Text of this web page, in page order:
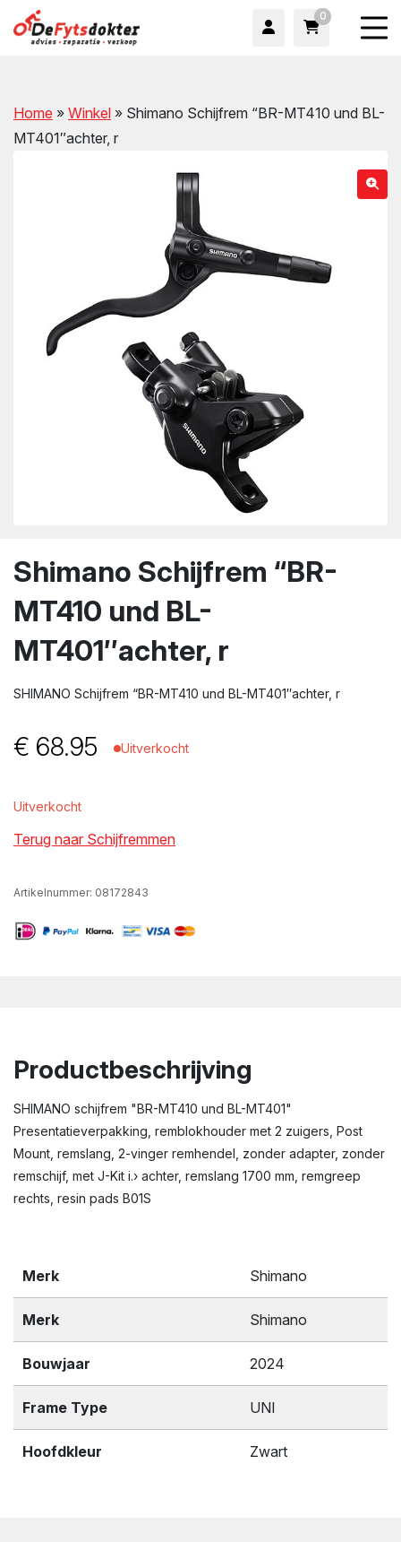
0
Home » Winkel » Shimano Schijfrem “BR-MT410 und BL-
MT401″achter, r
Shimano Schijfrem “BR-
MT410 und BL-
MT401″achter, r
SHIMANO Schijfrem “BR-MT410 und BL-MT401″achter, r
€ 68.95 Uitverkocht
Uitverkocht
Terug naar Schijfremmen
Artikelnummer: 08172843
Productbeschrijving
SHIMANO schijfrem "BR-MT410 und BL-MT401"
Presentatieverpakking, remblokhouder met 2 zuigers, Post
Mount, remslang, 2-vinger remhendel, zonder adapter, zonder
remschijf, met J-Kit i.› achter, remslang 1700 mm, remgreep
rechts, resin pads B01S
Merk Shimano
Merk Shimano
Bouwjaar 2024
Frame Type UNI
Hoofdkleur Zwart